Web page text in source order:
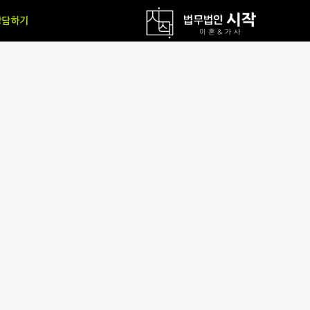
하기